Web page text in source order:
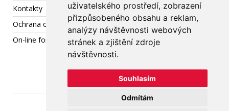
uživatelského prostředí, zobrazení
přizpůsobeného obsahu a reklam,
analýzy návštěvnosti webových
stránek a zjištění zdroje
návštěvnosti.
Souhlasím
Odmítám
Kontakty
Ochrana osobních údajů
On-line formulář pro reklamaci / odstoupení od smlouvy